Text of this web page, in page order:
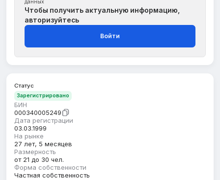
данных
Чтобы получить актуальную информацию,
авторизуйтесь
Войти
Статус
Зарегистрировано
БИН
000340005249
Дата регистрации
03.03.1999
На рынке
27 лет, 5 месяцев
Размерность
от 21 до 30 чел.
Форма собственности
Частная собственность